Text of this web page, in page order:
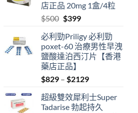
店正品 20mg 1盒/4粒
$500 Original
was:
$500.
$399Current
is:
$399.
必利勁Priligy 必利勁
poxet-60 治療男性早洩
鹽酸達泊西汀片【香港
藥店正品】
$829 – $2129Price
$829
through
超級雙效犀利士Super
Tadarise 勃起持久